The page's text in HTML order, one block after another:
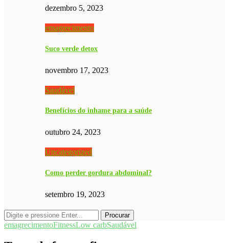
dezembro 5, 2023
emagrecimento
Suco verde detox
novembro 17, 2023
Saudável
Benefícios do inhame para a saúde
outubro 24, 2023
Uncategorized
Como perder gordura abdominal?
setembro 19, 2023
emagrecimentoFitnessLow carbSaudável